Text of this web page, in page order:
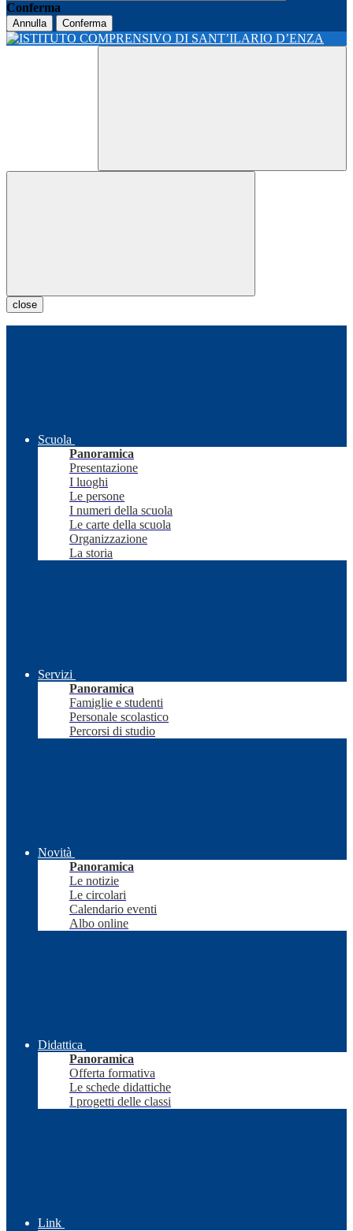
Conferma
Annulla Conferma
close
Scuola
Panoramica
Presentazione
I luoghi
Le persone
I numeri della scuola
Le carte della scuola
Organizzazione
La storia
Servizi
Panoramica
Famiglie e studenti
Personale scolastico
Percorsi di studio
Novità
Panoramica
Le notizie
Le circolari
Calendario eventi
Albo online
Didattica
Panoramica
Offerta formativa
Le schede didattiche
I progetti delle classi
Link